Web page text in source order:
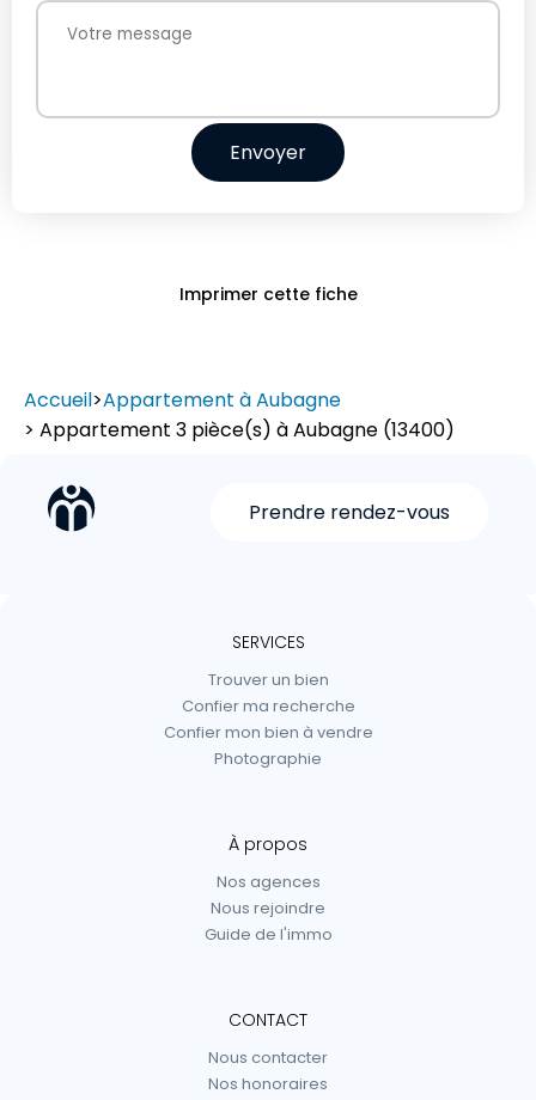
Envoyer
Imprimer cette fiche
Accueil>Appartement à Aubagne
> Appartement 3 pièce(s) à Aubagne (13400)
Prendre rendez-vous
SERVICES
Trouver un bien
Confier ma recherche
Confier mon bien à vendre
Photographie
À propos
Nos agences
Nous rejoindre
Guide de l'immo
CONTACT
Nous contacter
Nos honoraires